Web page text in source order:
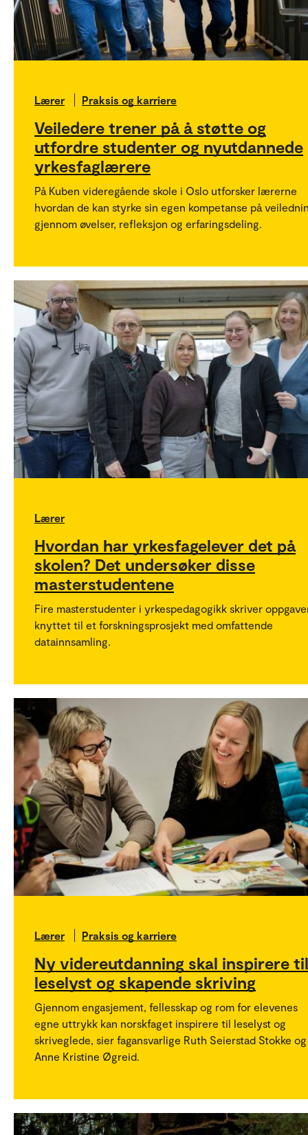
Lærer Praksis og karriere
Veiledere trener på å støtte og
utfordre studenter og nyutdannede
yrkesfaglærere
På Kuben videregående skole i Oslo utforsker lærerne
hvordan de kan styrke sin egen kompetanse på
gjennom øvelser, refleksjon og erfaringsdeling.
Lærer
Hvordan har yrkesfagelever det på
skolen? Det undersøker disse
masterstudentene
Fire masterstudenter i yrkespedagogikk skriver
knyttet til et forskningsprosjekt med omfattende
datainnsamling.
Lærer Praksis og karriere
Ny videreutdanning skal inspirere til
leselyst og skapende skriving
Gjennom engasjement, fellesskap og rom for elevenes
egne uttrykk kan norskfaget inspirere til leselyst og
skriveglede, sier fagansvarlige Ruth Seierstad Stokke og
Anne Kristine Øgreid.